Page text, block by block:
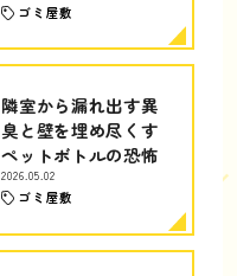
ゴミ屋敷
隣室から漏れ出す異
臭と壁を埋め尽くす
ペットボトルの恐怖
2026.05.02
ゴミ屋敷